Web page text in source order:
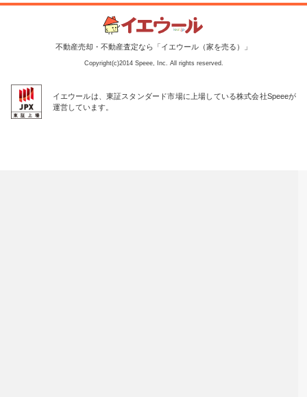
不動産売却・不動産査定なら「イエウール（家を売る）」
Copyright(c)2014 Speee, Inc. All rights reserved.
イエウールは、東証スタンダード市場に上場している株式会社Speeeが
運営しています。